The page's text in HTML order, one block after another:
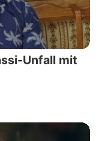
Unfall mit